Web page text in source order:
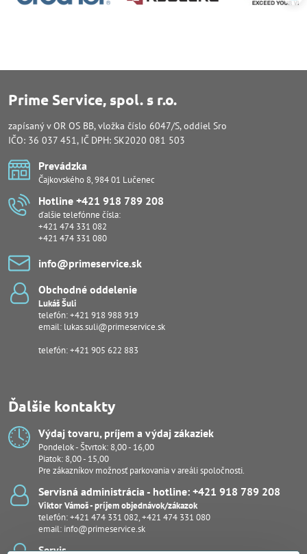
Prime Service, spol. s r.o.
zapísaný v OR OS BB, vložka číslo 6047/S, oddiel Sro
IČO: 36 037 451, IČ DPH: SK2020 081 503
Prevádzka
Čajkovského 8, 984 01 Lučenec
Hotline +421 918 789 208
ďalšie telefónne čísla:
+421 474 331 082
+421 474 331 080
info​@primeservice​.sk
Obchodné oddelenie
Lukáš Šuli
telefón:+421 918 988 919
email: lukas.suli@primeservice.sk
telefón: +421 905 622 883
Ďalšie kontakty
Výdaj tovaru, príjem a výdaj zákaziek
Pondelok - Štvrtok: 8,00 - 16,00
Piatok: 8,00 - 15,00
Pre zákazníkov možnosť parkovania v areáli spoločnosti.
Servisná administrácia - hotline: +421 918 789 208
Viktor Vámoš - príjem objednávok/zákazok
telefón:+421 474 331 082,+421 474 331 080
email: info@primeservice.sk
Servis